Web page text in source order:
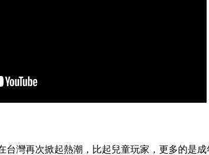
台灣再次掀起熱潮，比起兒童玩家，更多的是成